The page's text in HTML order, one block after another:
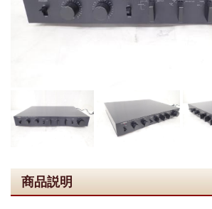
商品説明